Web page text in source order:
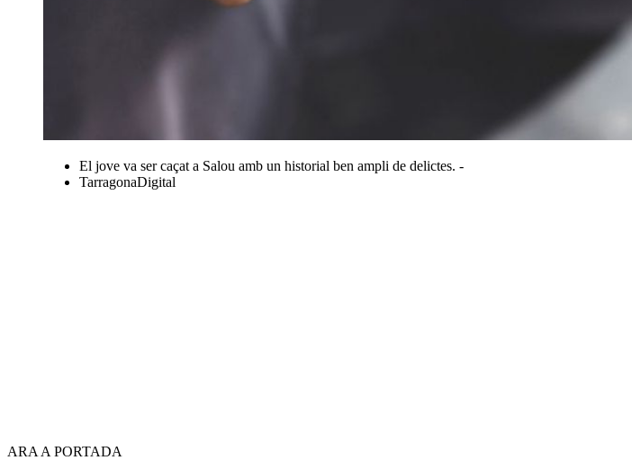
El jove va ser caçat a Salou amb un historial ben ampli de delictes. -
TarragonaDigital
ARA A PORTADA